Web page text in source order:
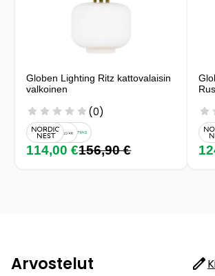
Globen Lighting Ritz kattovalaisin
valkoinen
(0)
114,00 €156,90 €
Arvostelut